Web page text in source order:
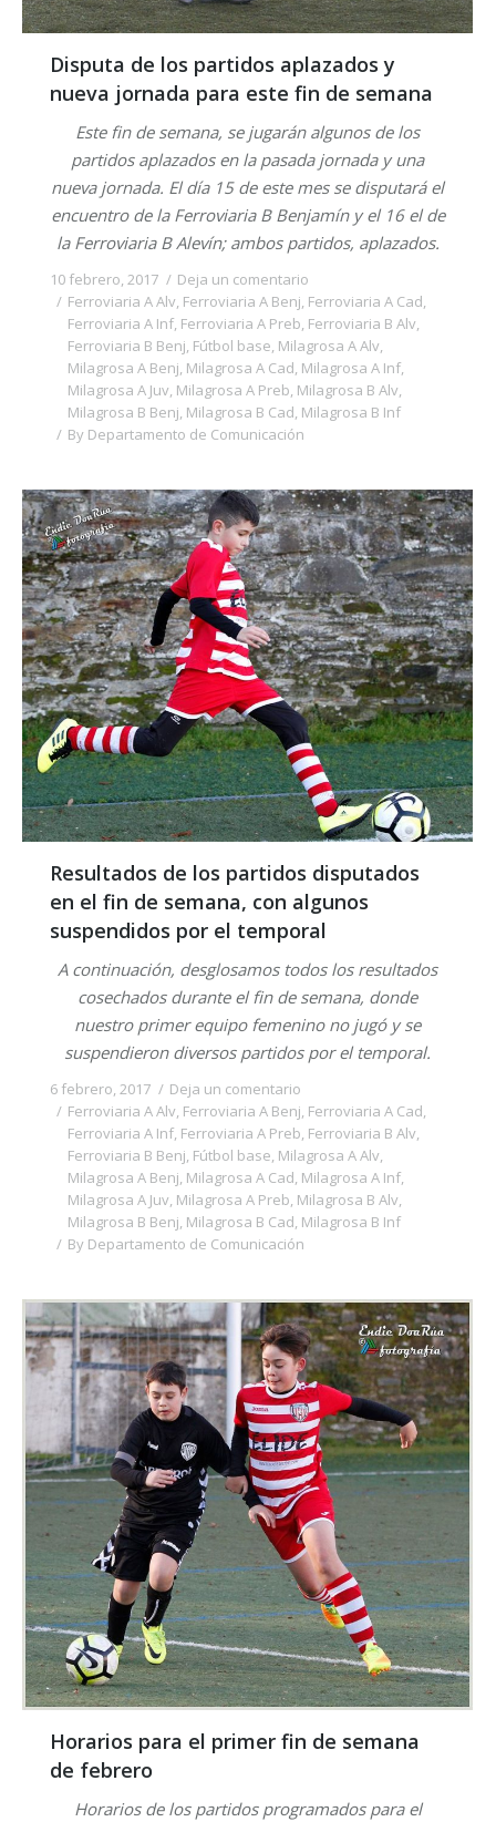
Disputa de los partidos aplazados y
nueva jornada para este fin de semana
Este fin de semana, se jugarán algunos de los
partidos aplazados en la pasada jornada y una
nueva jornada. El día 15 de este mes se disputará el
encuentro de la Ferroviaria B Benjamín y el 16 el de
la Ferroviaria B Alevín; ambos partidos, aplazados.
10 febrero, 2017
Deja un comentario
Ferroviaria A Alv, Ferroviaria A Benj, Ferroviaria A Cad,
Ferroviaria A Inf, Ferroviaria A Preb, Ferroviaria B Alv,
Ferroviaria B Benj, Fútbol base, Milagrosa A Alv,
Milagrosa A Benj, Milagrosa A Cad, Milagrosa A Inf,
Milagrosa A Juv, Milagrosa A Preb, Milagrosa B Alv,
Milagrosa B Benj, Milagrosa B Cad, Milagrosa B Inf
By Departamento de Comunicación
Resultados de los partidos disputados
en el fin de semana, con algunos
suspendidos por el temporal
A continuación, desglosamos todos los resultados
cosechados durante el fin de semana, donde
nuestro primer equipo femenino no jugó y se
suspendieron diversos partidos por el temporal.
6 febrero, 2017
Deja un comentario
Ferroviaria A Alv, Ferroviaria A Benj, Ferroviaria A Cad,
Ferroviaria A Inf, Ferroviaria A Preb, Ferroviaria B Alv,
Ferroviaria B Benj, Fútbol base, Milagrosa A Alv,
Milagrosa A Benj, Milagrosa A Cad, Milagrosa A Inf,
Milagrosa A Juv, Milagrosa A Preb, Milagrosa B Alv,
Milagrosa B Benj, Milagrosa B Cad, Milagrosa B Inf
By Departamento de Comunicación
Horarios para el primer fin de semana
de febrero
Horarios de los partidos programados para el